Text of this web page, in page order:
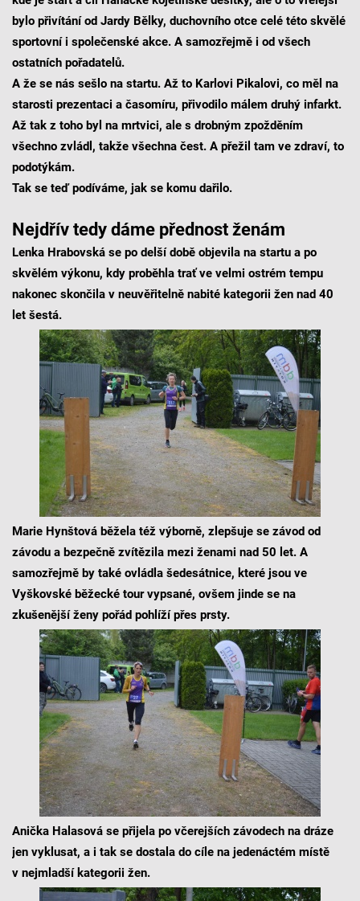
bylo přivítání od Jardy Bělky, duchovního otce celé této skvělé
sportovní i společenské akce. A samozřejmě i od všech
ostatních pořadatelů.
A že se nás sešlo na startu. Až to Karlovi Pikalovi, co měl na
starosti prezentaci a časomíru, přivodilo málem druhý infarkt.
Až tak z toho byl na mrtvici, ale s drobným zpožděním
všechno zvládl, takže všechna čest. A přežil tam ve zdraví, to
podotýkám.
Tak se teď podíváme, jak se komu dařilo.
Nejdřív tedy dáme přednost ženám
Lenka Hrabovská se po delší době objevila na startu a po
skvělém výkonu, kdy proběhla trať ve velmi ostrém tempu
nakonec skončila v neuvěřitelně nabité kategorii žen nad 40
let šestá.
Marie Hynštová běžela též výborně, zlepšuje se závod od
závodu a bezpečně zvítězila mezi ženami nad 50 let. A
samozřejmě by také ovládla šedesátnice, které jsou ve
Vyškovské běžecké tour vypsané, ovšem jinde se na
zkušenější ženy pořád pohlíží přes prsty.
Anička Halasová se přijela po včerejších závodech na dráze
jen vyklusat, a i tak se dostala do cíle na jedenáctém místě
v nejmladší kategorii žen.